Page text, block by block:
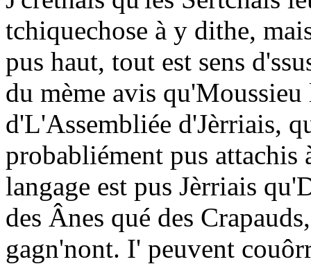
tchiquechose à y dithe,
pus haut, tout est sens
du mème avis
d'L'Assembliée d'Jèrriais,
probabliément pus attachis
langage est pus Jèrriais
des Ânes qué des
gagn'nont. I' peuvent